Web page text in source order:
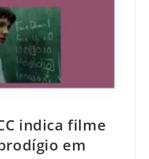
indica filme
em